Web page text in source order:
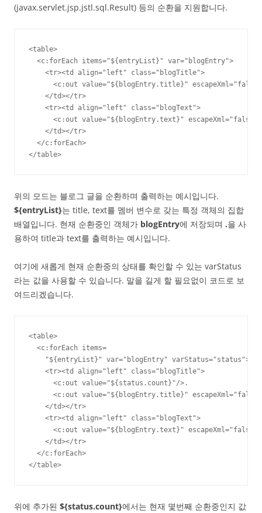
(javax.servlet.jsp.jstl.sql.Result) 등의 순환을 지원합니다.
<table>
<c:forEach items="${entryList}" var="blogEntry">
<tr><td align="left" class="blogTitle">
<c:out value="${blogEntry.title}"
</td></tr>
<tr><td align="left" class="blogText">
<c:out value="${blogEntry.text}" escapeXml="false"/
</td></tr>
</c:forEach>
</table>
위의 모드는 블로그 글을 순환하며 출력하는 예시입니다.
${entryList}는 title, text를 멤버 변수로 갖는 특정 객체의 집합
배열입니다. 현재 순환중인 객체가 blogEntry에 저장되며 .을 사
용하여 title과 text를 출력하는 예시입니다.
여기에 새롭게 현재 순환중의 상태를 확인할 수 있는 varStatus
라는 값을 사용할 수 있습니다. 말을 길게 할 필요없이 코드로 보
여드리겠습니다.
<table>
<c:forEach items=
"${entryList}" var="blogEntry" varStatus="status">
<tr><td align="left" class="blogTitle">
<c:out value="${status.count}"/>.
<c:out value="${blogEntry.title}"
</td></tr>
<tr><td align="left" class="blogText">
<c:out value="${blogEntry.text}" escapeXml="false"/
</td></tr>
</c:forEach>
</table>
위에 추가된 ${status.count}에서는 현재 몇번째 순환중인지 값